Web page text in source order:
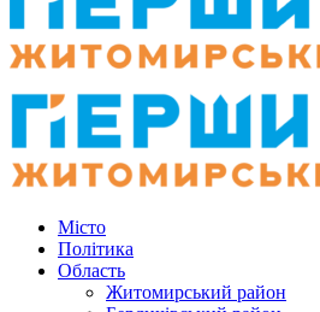
Місто
Політика
Область
Житомирський район